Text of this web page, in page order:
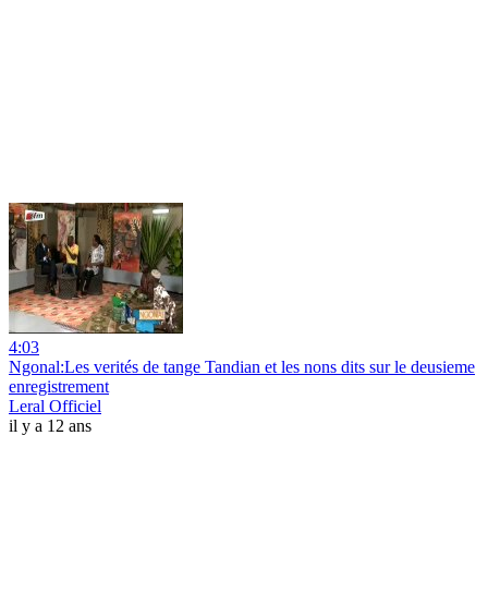
4:03
Ngonal:Les verités de tange Tandian et les nons dits sur le deusieme
enregistrement
Leral Officiel
il y a 12 ans